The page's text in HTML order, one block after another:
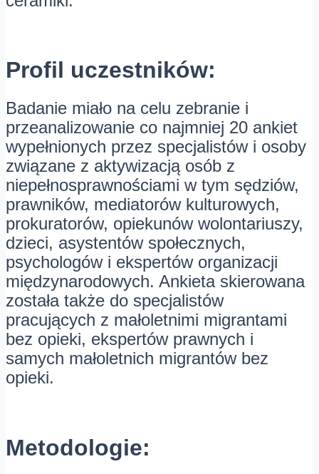
Profil uczestników:
Badanie miało na celu zebranie i
przeanalizowanie co najmniej 20 ankiet
wypełnionych przez specjalistów i osoby
związane z aktywizacją osób z
niepełnosprawnościami w tym sędziów,
prawników, mediatorów kulturowych,
prokuratorów, opiekunów wolontariuszy,
dzieci, asystentów społecznych,
psychologów i ekspertów organizacji
międzynarodowych. Ankieta skierowana
została także do specjalistów
pracujących z małoletnimi migrantami
bez opieki, ekspertów prawnych i
samych małoletnich migrantów bez
opieki.
Metodologie: